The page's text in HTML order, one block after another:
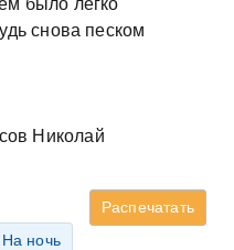
снова песком
Распечатать
На ночь